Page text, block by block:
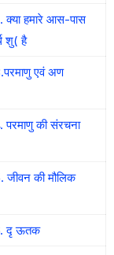
क्या हमारे आस-पास
शु( है
एवं अण
परमाणु की संरचना
जीवन की मौलिक
दृ ऊतक